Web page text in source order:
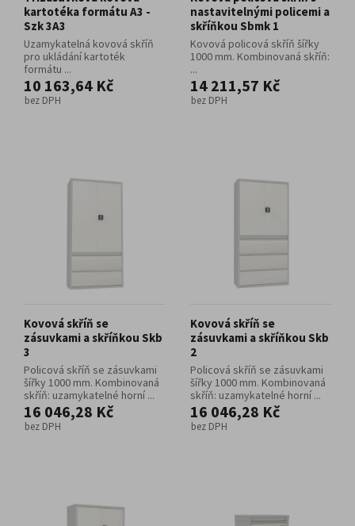
kartotéka formátu A3 -
Szk 3A3
Uzamykatelná kovová skříň
pro ukládání kartoték
formátu ...
10 163,64 Kč
bez DPH
nastavitelnými policemi a
skříňkou Sbmk 1
Kovová policová skříň šířky
1000 mm. Kombinovaná skříň:
...
14 211,57 Kč
bez DPH
Kovová skříň se
zásuvkami a skříňkou Skb
3
Policová skříň se zásuvkami
šířky 1000 mm. Kombinovaná
skříň: uzamykatelné horní ...
16 046,28 Kč
bez DPH
Kovová skříň se
zásuvkami a skříňkou Skb
2
Policová skříň se zásuvkami
šířky 1000 mm. Kombinovaná
skříň: uzamykatelné horní ...
16 046,28 Kč
bez DPH